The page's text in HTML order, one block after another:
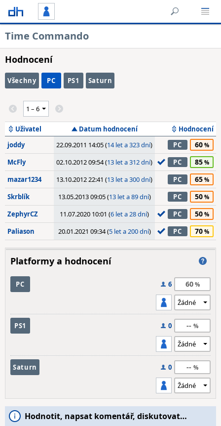
Time Commando
Hodnocení
Všechny PC PS1 Saturn
Uživatel Datum hodnocení
Hodnocení
joddy
22.09.2011 14:05 (14 let a 323 dní) PC 60
McFly 02.10.2012 09:54 (13 let a 312 dní) PC 85
mazar1234 13.10.2012 22:41 (13 let a 300 dní) PC 65
Skrblík 13.05.2013 09:05 (13 let a 89 dní) PC 50
ZephyrCZ 11.07.2020 10:01 (6 let a 28 dní) PC 50
Paliason 20.01.2021 09:34 (5 let a 200 dní) PC 70
Platformy a hodnocení
PC 6 60
PS1 0 --
Saturn 0 --
Hodnotit, napsat komentář, diskutovat…